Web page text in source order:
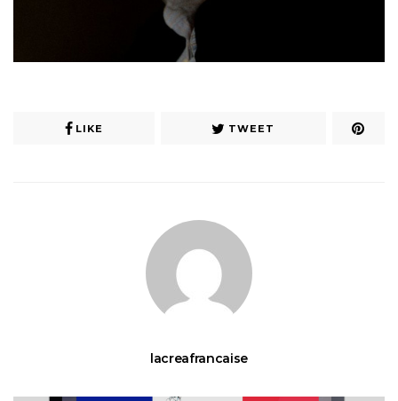
LIKE TWEET
lacreafrancaise